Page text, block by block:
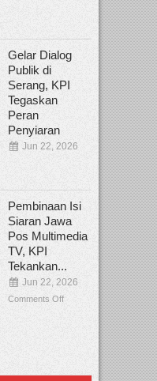
Gelar Dialog
Publik di
Serang, KPI
Tegaskan
Peran
Penyiaran
Jun 22, 2026
Pembinaan Isi
Siaran Jawa
Pos Multimedia
TV, KPI
Tekankan...
Jun 22, 2026
Comments Off